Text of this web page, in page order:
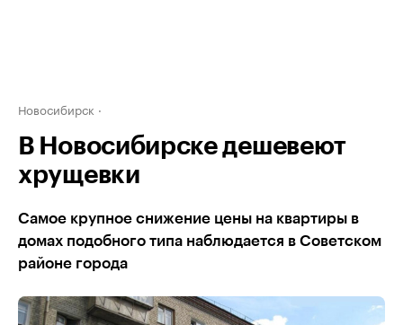
Новосибирск
В Новосибирске дешевеют
хрущевки
Самое крупное снижение цены на квартиры в
домах подобного типа наблюдается в Советском
районе города